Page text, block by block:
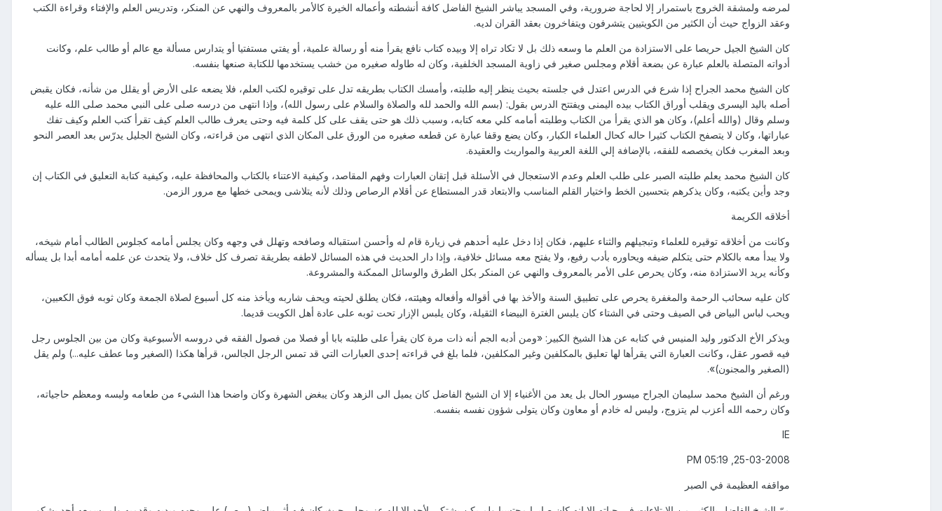
لمرضه ولمشقة الخروج باستمرار إلا لحاجة ضرورية، وفي المسجد يباشر الشيخ الفاضل كافة أنشطته وأعماله الخيرة كالأمر بالمعروف والنهي عن المنكر، وتدريس العلم والإفتاء وقراءة الكتب
وعقد الزواج حيث أن الكثير من الكويتيين يتشرفون ويتفاخرون بعقد القران لديه.
كان الشيخ الجيل حريصا على الاستزادة من العلم ما وسعه ذلك بل لا تكاد تراه إلا وبيده كتاب نافع يقرأ منه أو رسالة علمية، أو يفتي مستفتيا أو يتدارس مسألة مع عالم أو طالب علم، وكانت
أدواته المتصلة بالعلم عبارة عن بضعة أقلام ومجلس صغير في زاوية المسجد الخلفية، وكان له طاوله صغيره من خشب يستخدمها للكتابة صنعها بنفسه.
كان الشيخ محمد الجراح إذا شرع في الدرس اعتدل في جلسته بحيث ينظر إليه طلبته، وأمسك الكتاب بطريقه تدل على توقيره لكتب العلم، فلا يضعه على الأرض أو يقلل من شأنه، فكان يقبض
أصله باليد اليسرى ويقلب أوراق الكتاب بيده اليمنى ويفتتح الدرس بقول: (بسم الله والحمد لله والصلاة والسلام على رسول الله)، وإذا انتهى من درسه صلى على النبي محمد صلى الله عليه
وسلم وقال (والله أعلم)، وكان هو الذي يقرأ من الكتاب وطلبته أمامه كلي معه كتابه، وسبب ذلك هو حتى يقف على كل كلمة فيه وحتى يعرف طالب العلم كيف تقرأ كتب العلم وكيف تفك
عباراتها، وكان لا يتصفح الكتاب كثيرا حاله كحال العلماء الكبار، وكان يضع وقفا عبارة عن قطعه صغيره من الورق على المكان الذي انتهى من قراءته، وكان الشيخ الجليل يدرّس بعد العصر النحو
وبعد المغرب فكان يخصصه للفقه، بالإضافة إلي اللغة العربية والمواريث والعقيدة.
كان الشيخ محمد يعلم طلبته الصبر على طلب العلم وعدم الاستعجال في الأسئلة قبل إتقان العبارات وفهم المقاصد، وكيفية الاعتناء بالكتاب والمحافظة عليه، وكيفية كتابة التعليق في الكتاب إن
وجد وأين يكتبه، وكان يذكرهم بتحسين الخط واختيار القلم المناسب والابتعاد قدر المستطاع عن أقلام الرصاص وذلك لأنه يتلاشى ويمحى خطها مع مرور الزمن.
أخلاقه الكريمة
وكانت من أخلاقه توقيره للعلماء وتبجيلهم والثناء عليهم، فكان إذا دخل عليه أحدهم في زيارة قام له وأحسن استقباله وصافحه وتهلل في وجهه وكان يجلس أمامه كجلوس الطالب أمام شيخه،
ولا يبدأ معه بالكلام حتى يتكلم ضيفه ويحاوره بأدب رفيع، ولا يفتح معه مسائل خلافية، وإذا دار الحديث في هذه المسائل لاطفه بطريقة تصرف كل خلاف، ولا يتحدث عن علمه أمامه أبدا بل يسأله
وكأنه يريد الاستزادة منه، وكان يحرص على الأمر بالمعروف والنهي عن المنكر بكل الطرق والوسائل الممكنة والمشروعة.
كان عليه سحائب الرحمة والمغفرة يحرص على تطبيق السنة والأخذ بها في أقواله وأفعاله وهيئته، فكان يطلق لحيته ويحف شاربه ويأخذ منه كل أسبوع لصلاة الجمعة وكان ثوبه فوق الكعبين،
ويحب لباس البياض في الصيف وحتى في الشتاء كان يلبس الغترة البيضاء الثقيلة، وكان يلبس الإزار تحت ثوبه على عادة أهل الكويت قديما.
ويذكر الأخ الدكتور وليد المنيس في كتابه عن هذا الشيخ الكبير: «ومن أدبه الجم أنه ذات مرة كان يقرأ على طلبته بابا أو فصلا من فصول الفقه في دروسه الأسبوعية وكان من بين الجلوس رجل
فيه قصور عقل، وكانت العبارة التي يقرأها لها تعليق بالمكلفين وغير المكلفين، فلما بلغ في قراءته إحدى العبارات التي قد تمس الرجل الجالس، قرأها هكذا (الصغير وما عطف عليه...) ولم يقل
(الصغير والمجنون)».
ورغم أن الشيخ محمد سليمان الجراح ميسور الحال بل يعد من الأغنياء إلا ان الشيخ الفاضل كان يميل الى الزهد وكان يبغض الشهرة وكان واضحا هذا الشيء من طعامه ولبسه ومعظم حاجياته،
وكان رحمه الله أعزب لم يتزوج، وليس له خادم أو معاون وكان يتولى شؤون نفسه بنفسه.
IE
25-03-2008, 05:19 PM
مواقفه العظيمة في الصبر